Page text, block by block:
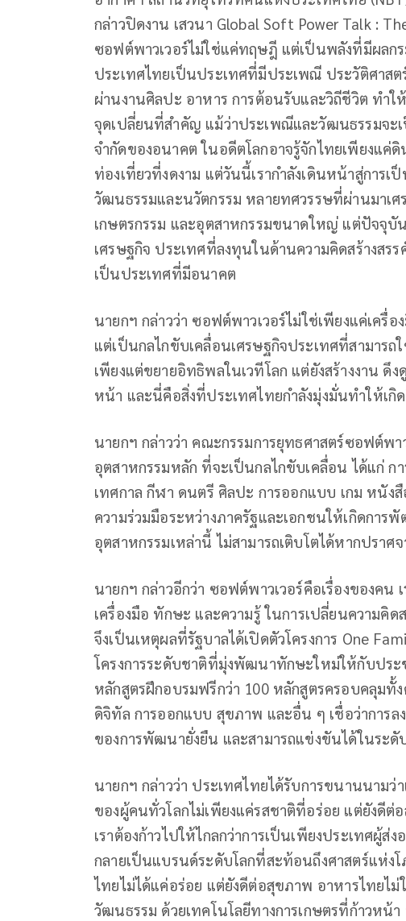
กล่าวปิดงาน เสวนา Global Soft Power Talk :
ซอฟต์พาวเวอร์ไม่ใช่แค่ทฤษฎี แต่เป็นพลังที่มีผลก
ประเทศไทยเป็นประเทศที่มีประเพณี ประวัติศาส
ผ่านงานศิลปะ อาหาร การต้อนรับและวิถีชีวิต ทำใ
จุดเปลี่ยนที่สำคัญ แม้ว่าประเพณีและวัฒนธรรมจ
จำกัดของอนาคต ในอดีตโลกอาจรู้จักไทยเพียงแ
ท่องเที่ยวที่งดงาม แต่วันนี้เรากำลังเดินหน้าสู่การเ
วัฒนธรรมและนวัตกรรม หลายทศวรรษที่ผ่านมาเศ
เกษตรกรรม และอุตสาหกรรมขนาดใหญ่ แต่ปัจจุบั
เศรษฐกิจ ประเทศที่ลงทุนในด้านความคิดสร้างส
เป็นประเทศที่มีอนาคต
นายกฯ กล่าวว่า ซอฟต์พาวเวอร์ไม่ใช่เพียงแค่เครื่
แต่เป็นกลไกขับเคลื่อนเศรษฐกิจประเทศที่สามาร
เพียงแต่ขยายอิทธิพลในเวทีโลก แต่ยังสร้างงาน ดึ
หน้า และนี่คือสิ่งที่ประเทศไทยกำลังมุ่งมั่นทำให้เกิ
นายกฯ กล่าวว่า คณะกรรมการยุทธศาสตร์ซอฟต์พ
อุตสาหกรรมหลัก ที่จะเป็นกลไกขับเคลื่อน ได้แก่
เทศกาล กีฬา ดนตรี ศิลปะ การออกแบบ เกม หนัง
ความร่วมมือระหว่างภาครัฐและเอกชนให้เกิดการ
อุตสาหกรรมเหล่านี้ ไม่สามารถเติบโตได้หากปรา
นายกฯ กล่าวอีกว่า ซอฟต์พาวเวอร์คือเรื่องของคน
เครื่องมือ ทักษะ และความรู้ ในการเปลี่ยนความคิด
จึงเป็นเหตุผลที่รัฐบาลได้เปิดตัวโครงการ One
โครงการระดับชาติที่มุ่งพัฒนาทักษะใหม่ให้กับปร
หลักสูตรฝึกอบรมฟรีกว่า 100 หลักสูตรครอบคลุมทั้ง
ดิจิทัล การออกแบบ สุขภาพ และอื่น ๆ เชื่อว่าการ
ของการพัฒนายั่งยืน และสามารถแข่งขันได้ในระดั
นายกฯ กล่าวว่า ประเทศไทยได้รับการขนานนาม
ของผู้คนทั่วโลกไม่เพียงแค่รสชาติที่อร่อย แต่ยังดี
เราต้องก้าวไปให้ไกลกว่าการเป็นเพียงประเทศผู้ส่
กลายเป็นแบรนด์ระดับโลกที่สะท้อนถึงศาสตร์แห่ง
ไทยไม่ได้แค่อร่อย แต่ยังดีต่อสุขภาพ อาหารไทยไ
วัฒนธรรม ด้วยเทคโนโลยีทางการเกษตรที่ก้าวหน้